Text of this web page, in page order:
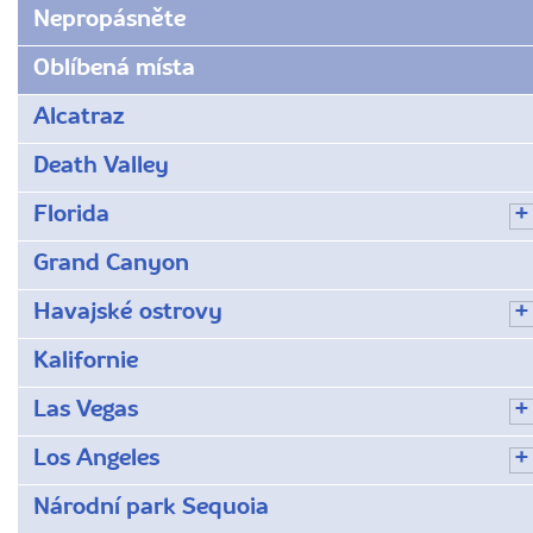
Nepropásněte
Oblíbená místa
Alcatraz
Death Valley
Florida
Grand Canyon
Havajské ostrovy
Kalifornie
Las Vegas
Los Angeles
Národní park Sequoia